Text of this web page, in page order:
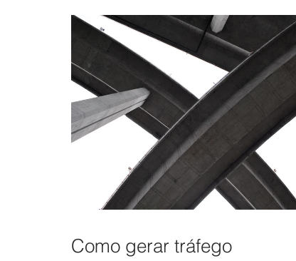
Como gerar tráfego